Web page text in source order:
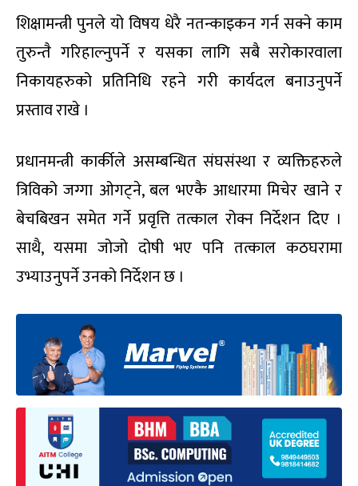
शिक्षामन्त्री पुनले यो विषय धेरै नतन्काइकन गर्न सक्ने काम
तुरुन्तै गरिहाल्नुपर्ने र यसका लागि सबै सरोकारवाला
निकायहरुको प्रतिनिधि रहने गरी कार्यदल बनाउनुपर्ने
प्रस्ताव राखे ।
प्रधानमन्त्री कार्कीले असम्बन्धित संघसंस्था र व्यक्तिहरुले
त्रिविको जग्गा ओगट्ने, बल भएकै आधारमा मिचेर खाने र
बेचबिखन समेत गर्ने प्रवृत्ति तत्काल रोक्न निर्देशन दिए ।
साथै, यसमा जोजो दोषी भए पनि तत्काल कठघरामा
उभ्याउनुपर्ने उनको निर्देशन छ ।